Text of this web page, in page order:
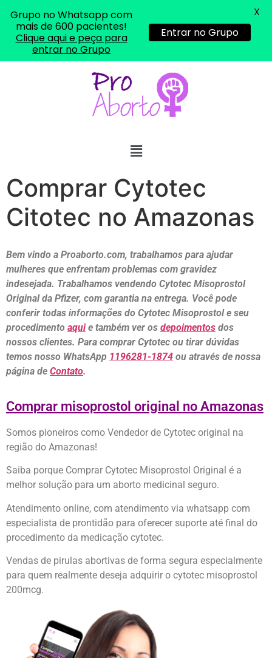
Comprar Cytotec
Citotec no Amazonas
Bem vindo a Proaborto.com, trabalhamos para ajudar
mulheres que enfrentam problemas com gravidez
indesejada. Trabalhamos vendendo Cytotec Misoprostol
Original da Pfizer, com garantia na entrega. Você pode
conferir todas informações do Cytotec Misoprostol e seu
procedimento aquie também ver os depoimentos dos
nossos clientes. Para comprar Cytotec ou tirar dúvidas
temos nosso WhatsApp 1196281-1874 ou através de nossa
página de Contato.
Comprar misoprostol original no Amazonas
Somos pioneiros como Vendedor de Cytotec original na
região do Amazonas!
Saiba porque Comprar Cytotec Misoprostol Original é a
melhor solução para um aborto medicinal seguro.
Atendimento online, com atendimento via whatsapp com
especialista de prontidão para oferecer suporte até final do
procedimento da medicação cytotec.
Vendas de pirulas abortivas de forma segura especialmente
para quem realmente deseja adquirir o cytotec misoprostol
200mcg.
Grupo no Whatsapp com
mais de 600 pacientes!
Clique aqui e peça para
entrar no Grupo
Entrar no Grupo
X